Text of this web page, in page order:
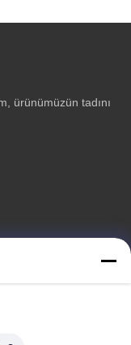
ürünümüzün tadını